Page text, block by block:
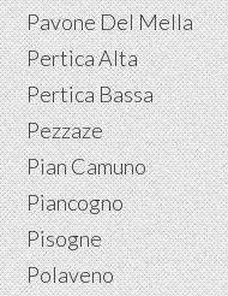
Pavone Del Mella
Pertica Alta
Pertica Bassa
Pezzaze
Pian Camuno
Piancogno
Pisogne
Polaveno